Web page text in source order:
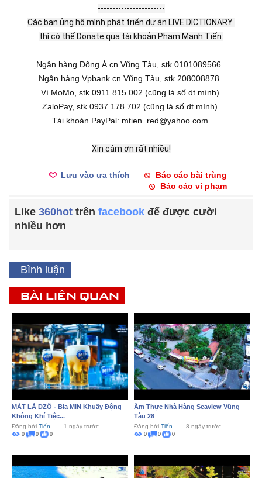
-----------------------
Các bạn ủng hộ mình phát triển dự án LIVE DICTIONARY
thì có thể Donate qua tài khoản Phạm Mạnh Tiến:
Ngân hàng Đông Á cn Vũng Tàu, stk 0101089566.
Ngân hàng Vpbank cn Vũng Tàu, stk 208008878.
Ví MoMo, stk 0911.815.002 (cũng là số dt mình)
ZaloPay, stk 0937.178.702 (cũng là số dt mình)
Tài khoản PayPal: mtien_red@yahoo.com
Xin cảm ơn rất nhiều!
Lưu vào ưa thích
Báo cáo bài trùng
Báo cáo vi phạm
Like 360hot trên facebook để được cười
nhiều hơn
Bình luận
BÀI LIÊN QUAN
MÁT LÀ DZÔ - Bia MIN Khuấy Động
Không Khí Tiệc...
Đăng bởi Tiến... 1 ngày trước
0 0 0
Ẩm Thực Nhà Hàng Seaview Vũng
Tàu 28
Đăng bởi Tiến... 8 ngày trước
0 0 0